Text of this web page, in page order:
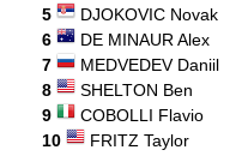
ATP - Montréal
Une semaine après
Musetti
5
DJOKOVIC Novak
6
DE MINAUR Alex
7
MEDVEDEV Daniil
8
SHELTON Ben
9
COBOLLI Flavio
10
FRITZ Taylor